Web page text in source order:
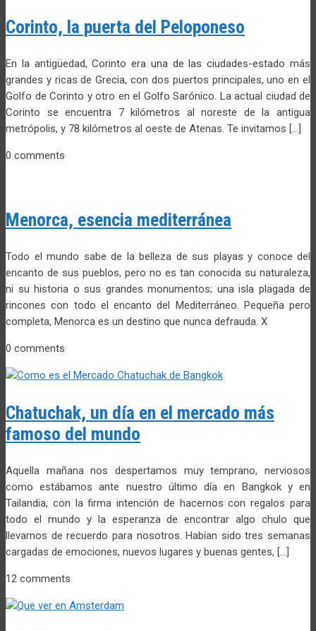
Corinto, la puerta del Peloponeso
En la antigüedad, Corinto era una de las ciudades-estado más
grandes y ricas de Grecia, con dos puertos principales, uno en el
Golfo de Corinto y otro en el Golfo Sarónico. La actual ciudad de
Corinto se encuentra 7 kilómetros al noreste de la antigua
metrópolis, y 78 kilómetros al oeste de Atenas. Te invitamos […]
0 comments
Menorca, esencia mediterránea
Todo el mundo sabe de la belleza de sus playas y conoce del
encanto de sus pueblos, pero no es tan conocida su naturaleza,
ni su historia o sus grandes monumentos; una isla plagada de
rincones con todo el encanto del Mediterráneo. Pequeña pero
completa, Menorca es un destino que nunca defrauda. X
0 comments
Chatuchak, un día en el mercado más
famoso del mundo
Aquella mañana nos despertamos muy temprano, nerviosos
como estábamos ante nuestro último día en Bangkok y en
Tailandia, con la firma intención de hacernos con regalos para
todo el mundo y la esperanza de encontrar algo chulo que
llevarnos de recuerdo para nosotros. Habían sido tres semanas
cargadas de emociones, nuevos lugares y buenas gentes, […]
12 comments